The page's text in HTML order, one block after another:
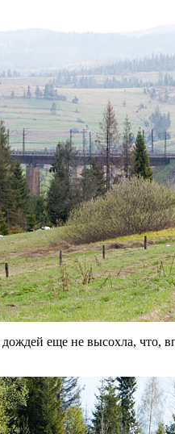
дождей еще не высохла,